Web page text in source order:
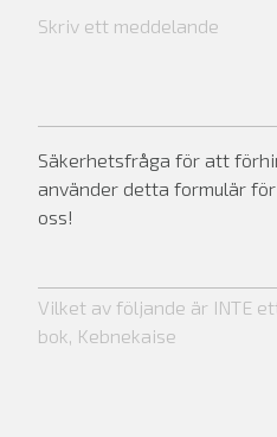
Säkerhetsfråga för att
använder detta formulär
oss!
Vilket av följande är INTE
bok, Kebnekaise